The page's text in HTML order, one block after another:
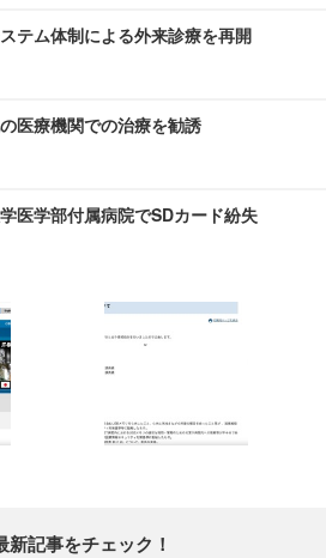
テム体制による外来診療を再開
医療機関での治療を勧誘
医学部付属病院でSDカード紛失
新記事をチェック！